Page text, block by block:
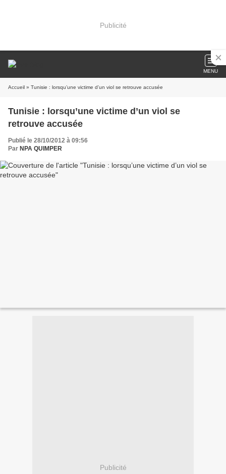
Publicité
MENU
Accueil » Tunisie : lorsqu’une victime d’un viol se retrouve accusée
Tunisie : lorsqu’une victime d’un viol se
retrouve accusée
Publié le 28/10/2012 à 09:56
Par NPA QUIMPER
Publicité